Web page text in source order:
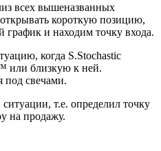
всех вышеназванных
короткую позицию,
и находим точку входа.
когда S.Stochastic
или близкую к ней.
под свечами.
т.е. определил точку
на продажу.